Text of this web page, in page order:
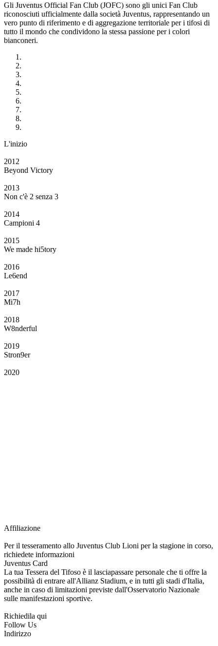
Gli Juventus Official Fan Club (JOFC) sono gli unici Fan Club
riconosciuti ufficialmente dalla società Juventus, rappresentando un
vero punto di riferimento e di aggregazione territoriale per i tifosi di
tutto il mondo che condividono la stessa passione per i colori
bianconeri.
L'inizio
2012
Beyond Victory
2013
Non c'è 2 senza 3
2014
Campioni 4
2015
We made hi5tory
2016
Le6end
2017
Mi7h
2018
W8nderful
2019
Stron9er
2020
Affiliazione
Per il tesseramento allo Juventus Club Lioni per la stagione in corso,
richiedete informazioni
Juventus Card
La tua Tessera del Tifoso è il lasciapassare personale che ti offre la
possibilità di entrare all'Allianz Stadium, e in tutti gli stadi d'Italia,
anche in caso di limitazioni previste dall'Osservatorio Nazionale
sulle manifestazioni sportive.
Richiedila qui
Follow Us
Indirizzo